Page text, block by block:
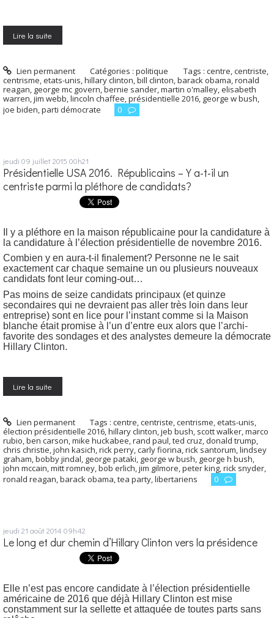
Lire la suite
Lien permanent Catégories :politique Tags :centre,centriste,
centrisme,etats-unis,hillary clinton,bill clinton,barack obama,ronald
reagan, george mc govern,bernie sander,martin o'malley,elisabeth
warren,jim webb,lincoln chaffee,présidentielle 2016, george w bush,
joe biden,parti démocrate 0
jeudi 09 juillet 2015 00h21
Présidentielle USA 2016. Républicains – Y a-t-il un
centriste parmi la pléthore de candidats?
Il y a pléthore en la maison républicaine pour la candidature à
la candidature à l’élection présidentielle de novembre 2016.
Combien y en aura-t-il finalement? Personne ne le sait
exactement car chaque semaine un ou plusieurs nouveaux
candidats font leur coming-out…
Pas moins de seize candidats principaux (et quinze
secondaires qui ne devraient pas aller très loin dans leur
entreprise) sont en lice pour l’instant comme si la Maison
blanche était promise à l’un d’entre eux alors que l’archi-
favorite des sondages et des analystes demeure la démocrate
Hillary Clinton.
Lire la suite
Lien permanent Tags :centre,centriste,centrisme,etats-unis,
élection présidentielle 2016,hillary clinton,jeb bush, scott walker,marco
rubio,ben carson,mike huckabee,rand paul,ted cruz, donald trump,
chris christie,john kasich,rick perry,carly fiorina,rick santorum,lindsey
graham,bobby jindal, george pataki, george w bush, george h bush,
john mccain,mitt romney,bob erlich,jim gilmore,peter king,rick snyder,
ronald reagan,barack obama,tea party,libertariens 0
jeudi 21 août 2014 09h42
Le long et dur chemin d’Hillary Clinton vers la présidence
Elle n’est pas encore candidate à l’élection présidentielle
américaine de 2016 que déjà Hillary Clinton est mise
constamment sur la sellette et attaquée de toutes parts sans